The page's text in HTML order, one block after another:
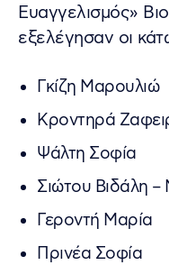
Ευαγγελισμός»
εξελέγησαν οι
Γκίζη Μαρουλιώ
Κροντηρά
Ψάλτη Σοφία
Σιώτου Βιδάλη –
Γεροντή Μαρία
Πρινέα Σοφία